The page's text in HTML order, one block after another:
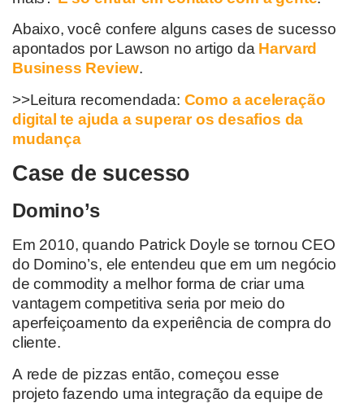
Abaixo, você confere alguns cases de sucesso
apontados por Lawson no artigo da Harvard
Business Review.
>>Leitura recomendada: Como a aceleração
digital te ajuda a superar os desafios da
mudança
Case de sucesso
Domino’s
Em 2010,quando Patrick Doyle se tornou CEO
do Domino’s, ele entendeu que em um negócio
decommoditya melhor forma de criar uma
vantagem competitiva seria por meio do
aperfeiçoamento da experiência de compra do
cliente.
A rede de pizzas então, começou esse
projetofazendo uma integração da equipe de